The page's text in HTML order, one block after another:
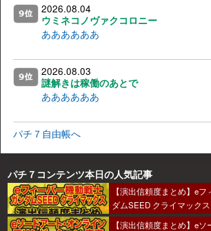
2026.08.04
ウミネコノヴァクコロニー
ああああああ
2026.08.03
謎解きは稼働のあとで
ああああああ
パチ７自由帳へ
パチ７コンテンツ本日の人気記事
【演出信頼度まとめ】e
ダムSEED クライマックス
【演出信頼度まとめ】e